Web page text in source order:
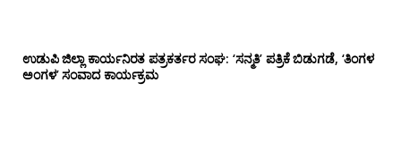
ಉಡುಪಿ ಜಿಲ್ಲಾ ಕಾರ್ಯನಿರತ ಪತ್ರಕರ್ತರ ಸಂಘ: ‘ಸನ್ಮತಿ’ ಪತ್ರಿಕೆ ಬಿಡುಗಡೆ, ‘ತಿಂಗಳ
ಅಂಗಳ’ ಸಂವಾದ ಕಾರ್ಯಕ್ರಮ